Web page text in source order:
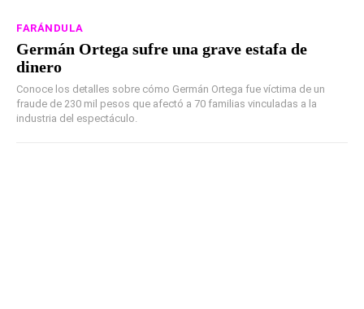
FARÁNDULA
Germán Ortega sufre una grave estafa de
dinero
Conoce los detalles sobre cómo Germán Ortega fue víctima de un
fraude de 230 mil pesos que afectó a 70 familias vinculadas a la
industria del espectáculo.